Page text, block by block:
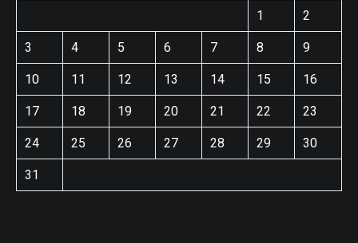
1 2
3 4 5 6 7 8 9
10 11 12 13 14 15 16
17 18 19 20 21 22 23
24 25 26 27 28 29 30
31